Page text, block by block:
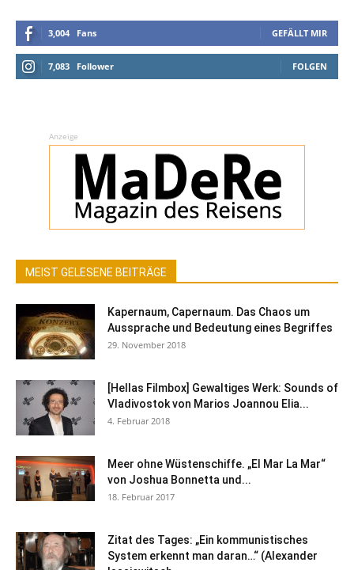
3,004 Fans GEFÄLLT MIR
7,083 Follower FOLGEN
Anzeige
MEIST GELESENE BEITRÄGE
Kapernaum, Capernaum. Das Chaos um
Aussprache und Bedeutung eines Begriffes
29. November 2018
[Hellas Filmbox] Gewaltiges Werk: Sounds of
Vladivostok von Marios Joannou Elia...
4. Februar 2018
Meer ohne Wüstenschiffe. „El Mar La Mar“
von Joshua Bonnetta und...
18. Februar 2017
Zitat des Tages: „Ein kommunistisches
System erkennt man daran…“ (Alexander